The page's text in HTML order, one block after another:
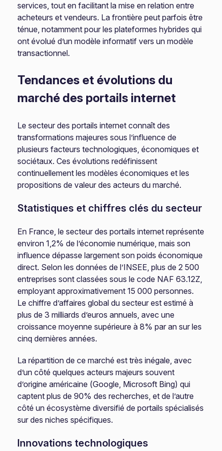
services, tout en facilitant la mise en relation entre
acheteurs et vendeurs. La frontière peut parfois être
ténue, notamment pour les plateformes hybrides qui
ont évolué d’un modèle informatif vers un modèle
transactionnel.
Tendances et évolutions du
marché des portails internet
Le secteur des portails internet connaît des
transformations majeures sous l’influence de
plusieurs facteurs technologiques, économiques et
sociétaux. Ces évolutions redéfinissent
continuellement les modèles économiques et les
propositions de valeur des acteurs du marché.
Statistiques et chiffres clés du secteur
En France, le secteur des portails internet représente
environ 1,2% de l’économie numérique, mais son
influence dépasse largement son poids économique
direct. Selon les données de l’INSEE, plus de 2 500
entreprises sont classées sous le code NAF 63.12Z,
employant approximativement 15 000 personnes.
Le chiffre d’affaires global du secteur est estimé à
plus de 3 milliards d’euros annuels, avec une
croissance moyenne supérieure à 8% par an sur les
cinq dernières années.
La répartition de ce marché est très inégale, avec
d’un côté quelques acteurs majeurs souvent
d’origine américaine (Google, Microsoft Bing) qui
captent plus de 90% des recherches, et de l’autre
côté un écosystème diversifié de portails spécialisés
sur des niches spécifiques.
Innovations technologiques